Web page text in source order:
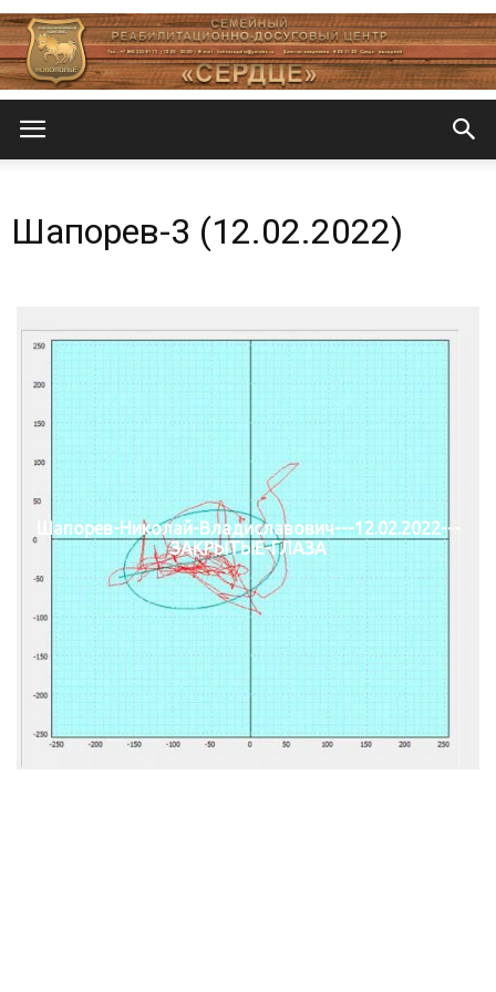
«СеРДЦе»
Шапорев-3 (12.02.2022)
Шапорев-Николай-Владиславович---12.02.2022---
ЗАКРЫТЫЕ-ГЛАЗА